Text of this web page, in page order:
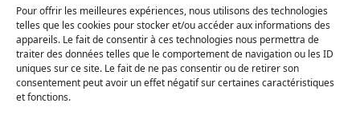
Pour offrir les meilleures expériences, nous utilisons des technologies
telles que les cookies pour stocker et/ou accéder aux informations des
appareils. Le fait de consentir à ces technologies nous permettra de
traiter des données telles que le comportement de navigation ou les ID
uniques sur ce site. Le fait de ne pas consentir ou de retirer son
consentement peut avoir un effet négatif sur certaines caractéristiques
et fonctions.
Les equipes de Saint-Aubin
Mentions légales
Politique de confidentialité